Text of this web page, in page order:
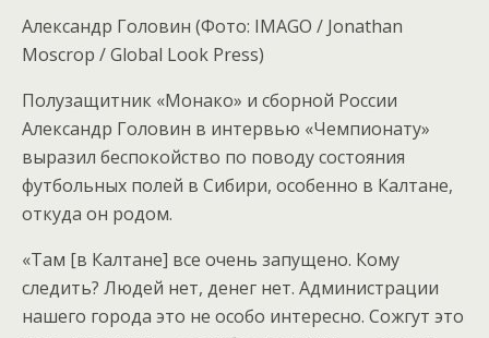
Александр Головин (Фото: IMAGO / Jonathan
Moscrop / Global Look Press)
Полузащитник «Монако» и сборной России
Александр Головин в интервью «Чемпионату»
выразил беспокойство по поводу состояния
футбольных полей в Сибири, особенно в Калтане,
откуда он родом.
«Там [в Калтане] все очень запущено. Кому
следить? Людей нет, денег нет. Администрации
нашего города это не особо интересно. Сожгут это